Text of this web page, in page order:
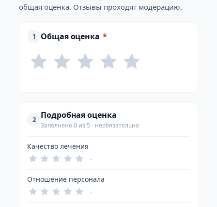
общая оценка. Отзывы проходят модерацию.
1 Общая оценка *
2 Подробная оценка
Заполнено 0 из 5 - необязательно
Качество лечения
-
Отношение персонала
-